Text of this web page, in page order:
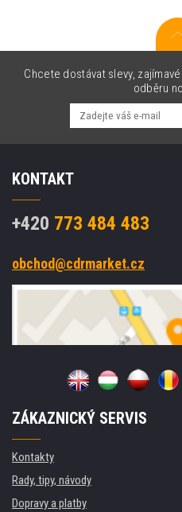
Chcete dostávat slevy,
odběru
KONTAKT
+420 773 484 483
obchod@cdrmarket.cz
ZÁKAZNICKÝ SERVIS
Kontakty
Rady, tipy, návody
Dopravy a platby